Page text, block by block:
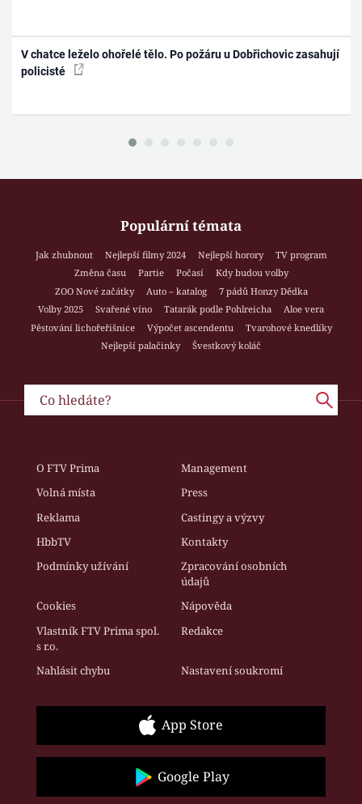
V chatce leželo ohořelé tělo. Po požáru u Dobřichovic zasahují
policisté
Populární témata
Jak zhubnout Nejlepší filmy 2024 Nejlepší horory
TV program
Změna času
Partie Počasí
Kdy budou volby
ZOO Nové začátky
Auto – katalog
7 pádů Honzy Dědka
Volby 2025
Svařené víno Tatarák podle Pohlreicha
Aloe vera
Pěstování lichořeřišnice
Výpočet ascendentu
Tvarohové knedlíky
Nejlepší palačinky
Švestkový koláč
O FTV Prima
Management
Volná místa
Press
Reklama
Castingy a výzvy
HbbTV
Kontakty
Podmínky užívání
Zpracování osobních
údajů
Cookies
Nápověda
Vlastník FTV Prima spol.
s r.o.
Redakce
Nahlásit chybu Nastavení soukromí
App Store
Google Play